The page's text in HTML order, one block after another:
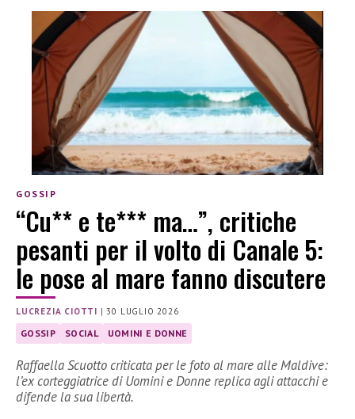
GOSSIP
“Cu** e te*** ma…”, critiche
pesanti per il volto di Canale 5:
le pose al mare fanno discutere
LUCREZIA CIOTTI |30 LUGLIO 2026
GOSSIP SOCIAL UOMINI E DONNE
Raffaella Scuotto criticata per le foto al mare alle Maldive:
l’ex corteggiatrice di Uomini e Donne replica agli attacchi e
difende la sua libertà.